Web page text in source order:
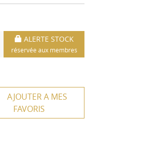
ALERTE STOCK
réservée aux membres
AJOUTER A MES
FAVORIS